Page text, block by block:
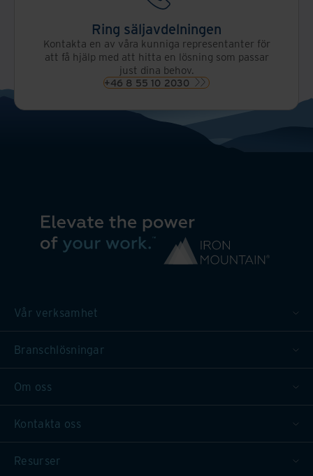
Ring säljavdelningen
Kontakta en av våra kunniga representanter för
att få hjälp med att hitta en lösning som passar
just dina behov.
+46 8 55 10 2030
Vår verksamhet
Branschlösningar
Om oss
Kontakta oss
Resurser